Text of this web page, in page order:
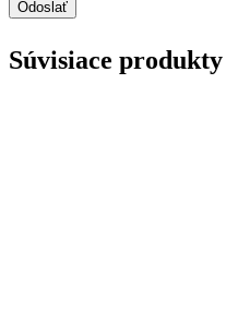
Súvisiace produkty